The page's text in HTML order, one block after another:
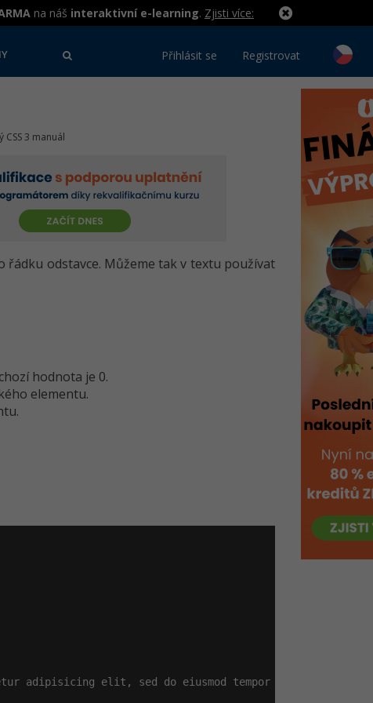
na náš interaktivní e-learning. Zjisti více:
Přihlásit se Registrovat
CSS 3 manuál
odstavce. Můžeme tak v textu používat
hodnota je 0.
elementu.
adipisicing elit, sed do eiusmod tempor incididunt